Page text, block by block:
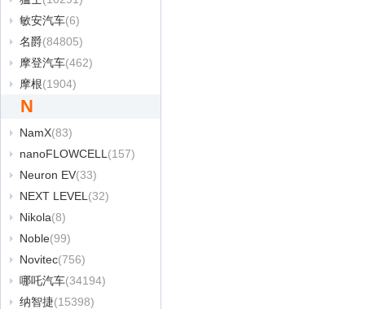
敏安汽车(6)
名爵(84805)
摩登汽车(462)
摩根(1904)
N
NamX(83)
nanoFLOWCELL (157)
Neuron EV(33)
NEXT LEVEL (32)
Nikola(8)
Noble(99)
Novitec(756)
哪吒汽车(34194)
纳智捷(15398)